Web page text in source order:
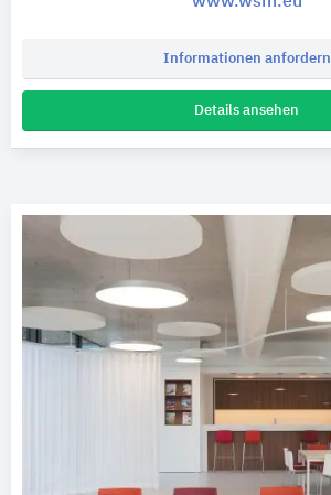
Informationen anfordern
Details ansehen